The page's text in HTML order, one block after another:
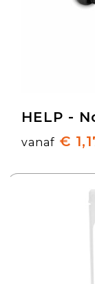
HELP -
vanaf €